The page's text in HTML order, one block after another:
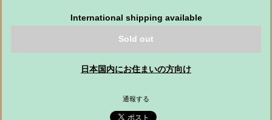
International shipping available
Sold out
日本国内にお住まいの方向け
通報する